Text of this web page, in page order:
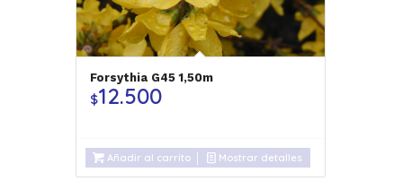
Forsythia G45 1,50m
$12.500
Añadir al carrito Mostrar detalles